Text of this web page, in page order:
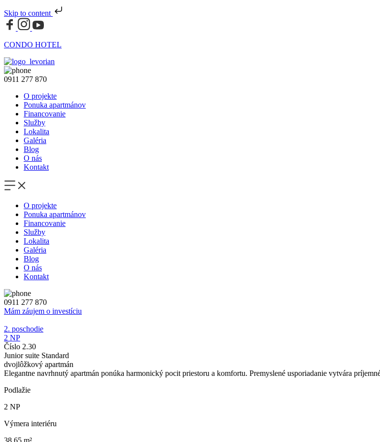
Skip to content
CONDO HOTEL
0911 277 870
O projekte
Ponuka apartmánov
Financovanie
Služby
Lokalita
Galéria
Blog
O nás
Kontakt
O projekte
Ponuka apartmánov
Financovanie
Služby
Lokalita
Galéria
Blog
O nás
Kontakt
0911 277 870
Mám záujem o investíciu
2. poschodie
2 NP
Číslo 2.30
Junior suite Standard
dvojlôžkový apartmán
Elegantne navrhnutý apartmán ponúka harmonický pocit priestoru a komfortu. Premyslené usporiadanie vytvára
Podlažie
2 NP
Výmera interiéru
38.65 m²